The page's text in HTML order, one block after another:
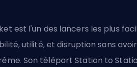
est l'un des lancers les plus
utilité, et disruption sans
Son téléport Station to